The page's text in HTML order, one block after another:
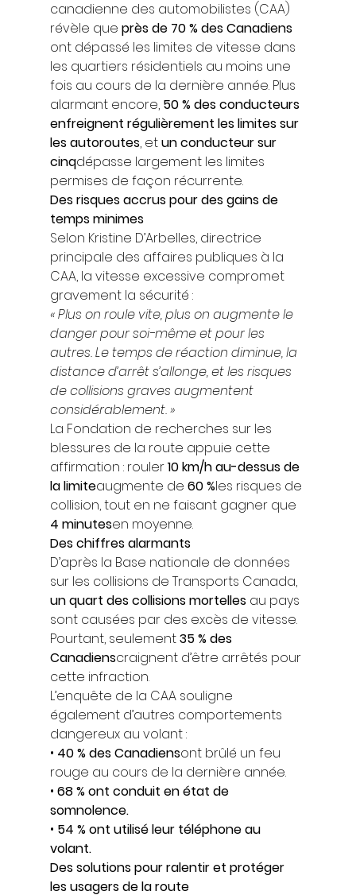
canadienne des automobilistes (CAA)
révèle que près de 70 % des Canadiens
ont dépassé les limites de vitesse dans
les quartiers résidentiels au moins une
fois au cours de la dernière année. Plus
alarmant encore, 50 % des conducteurs
enfreignent régulièrement les limites sur
les autoroutes, et un conducteur sur
cinqdépasse largement les limites
permises de façon récurrente.
Des risques accrus pour des gains de
temps minimes
Selon Kristine D’Arbelles, directrice
principale des affaires publiques à la
CAA, la vitesse excessive compromet
gravement la sécurité :
« Plus on roule vite, plus on augmente le
danger pour soi-même et pour les
autres. Le temps de réaction diminue, la
distance d’arrêt s’allonge, et les risques
de collisions graves augmentent
considérablement. »
La Fondation de recherches sur les
blessures de la route appuie cette
affirmation : rouler 10 km/h au-dessus de
la limiteaugmente de 60 %les risques de
collision, tout en ne faisant gagner que
4 minutesen moyenne.
Des chiffres alarmants
D’après la Base nationale de données
sur les collisions de Transports Canada,
un quart des collisions mortelles au pays
sont causées par des excès de vitesse.
Pourtant, seulement 35 % des
Canadienscraignent d’être arrêtés pour
cette infraction.
L’enquête de la CAA souligne
également d’autres comportements
dangereux au volant :
• 40 % des Canadiensont brûlé un feu
rouge au cours de la dernière année.
• 68 % ont conduit en état de
somnolence.
• 54 % ont utilisé leur téléphone au
volant.
Des solutions pour ralentir et protéger
les usagers de la route